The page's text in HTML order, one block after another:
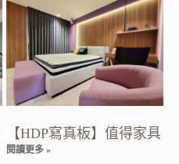
【HDP寫真板】值得家具
閱讀更多 »